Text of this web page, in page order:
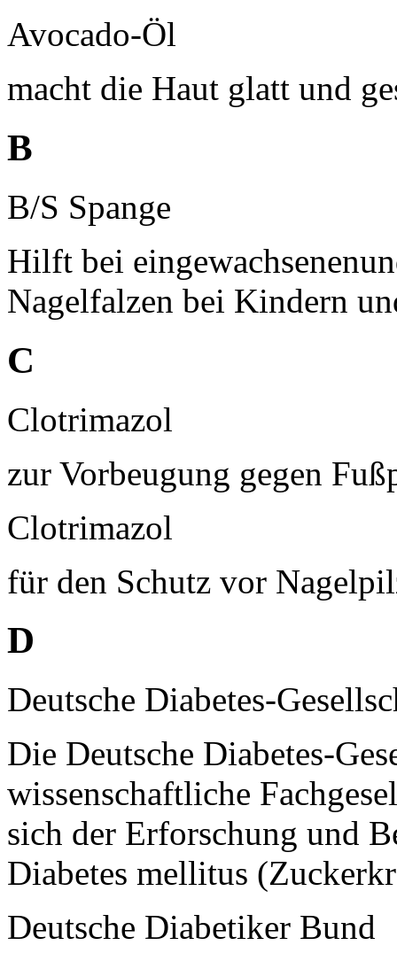
Avocado-Öl
macht die Haut glatt und
B
B/S Spange
Hilft bei
Nagelfalzen bei Kindern
C
Clotrimazol
zur Vorbeugung gegen
Clotrimazol
für den Schutz vor
D
Deutsche Diabetes-
Die Deutsche Diabetes-
wissenschaftliche
sich der Erforschung und
Diabetes mellitus
Deutsche Diabetiker Bund